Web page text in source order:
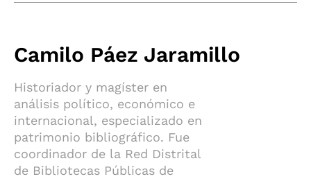
Camilo Páez Jaramillo
Historiador y magíster en
análisis político, económico e
internacional, especializado en
patrimonio bibliográfico. Fue
coordinador de la Red Distrital
de Bibliotecas Públicas de